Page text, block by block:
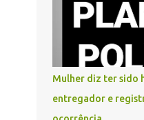
Mulher diz ter sido
entregador e